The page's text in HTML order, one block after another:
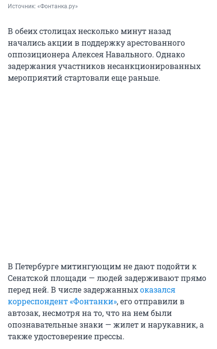
Источник: «Фонтанка.ру»
В обеих столицах несколько минут назад
начались акции в поддержку арестованного
оппозиционера Алексея Навального. Однако
задержания участников несанкционированных
мероприятий стартовали еще раньше.
В Петербурге митингующим не дают подойти к
Сенатской площади — людей задерживают прямо
перед ней. В числе задержанныхоказался
корреспондент «Фонтанки», его отправили в
автозак, несмотря на то, что на нем были
опознавательные знаки — жилет и нарукавник, а
также удостоверение прессы.